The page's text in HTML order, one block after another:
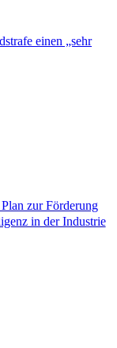
einen „sehr
zur Förderung
in der Industrie